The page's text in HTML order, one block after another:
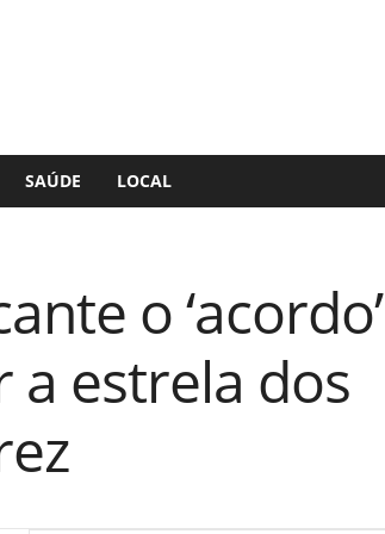
SAÚDE LOCAL
o ‘acordo’
estrela dos